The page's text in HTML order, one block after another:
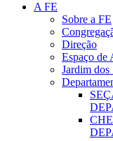
A FE
Sobre a FE
Direção
Espaço de
Jardim dos